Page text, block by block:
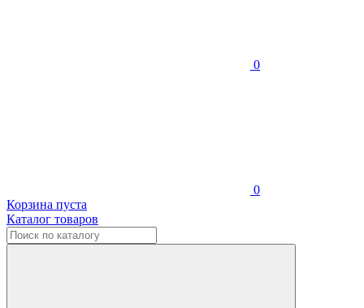
0
0
Корзина пуста
Каталог товаров